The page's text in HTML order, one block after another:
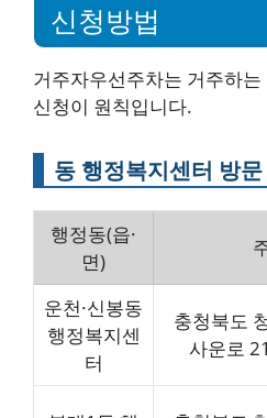
신청방법
거주자우선주차는 거주하
신청이 원칙입니다.
동 행정복지센터 방
행정동(읍·
면)
운천·신봉동
행정복지센
터
충청북도
사운로